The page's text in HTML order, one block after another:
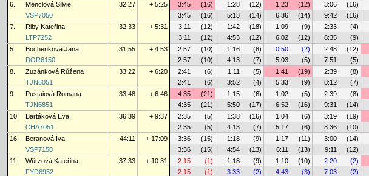
6.
Menclová Silvie 32:27 + 5:25 3:45 (16) 1:28 (12) 1:23 (12) 3:06 (16)
VSP7050
3:45 (16) 5:13 (14) 6:36 (14) 9:42 (16)
7.
Riby Kateřina 32:33 + 5:31 3:11 (12) 1:42 (18) 1:09 (9) 2:33 (4)
LTP7252
3:11 (12) 4:53 (12) 6:02 (12) 8:35 (9)
5.
Bochenková Jana 31:55 + 4:53 2:57 (10) 1:16 (8) 0:50 (2) 2:48 (12)
DOR6150
2:57 (10) 4:13 (7) 5:03 (5) 7:51 (5)
8.
Zuzánková Růžena 33:22 + 6:20 2:41 (6) 1:11 (5) 1:41 (19) 2:39 (8)
TJN6051
2:41 (6) 3:52 (4) 5:33 (9) 8:12 (7)
9.
Pustaiová Romana 33:48 + 6:46 4:35 (21) 1:15 (6) 1:02 (5) 2:39 (8)
TJN6851
4:35 (21) 5:50 (17) 6:52 (16) 9:31 (14)
10.
Bartáková Eva 36:39 + 9:37 2:35 (5) 1:38 (16) 1:04 (6) 3:19 (19)
CHA7051
2:35 (5) 4:13 (7) 5:17 (6) 8:36 (10)
16.
Beranová Iva 44:11 + 17:09 3:36 (15) 1:18 (9) 1:17 (11) 3:00 (14)
VSP7150
3:36 (15) 4:54 (13) 6:11 (13) 9:11 (12)
11.
Würzová Kateřina 37:33 + 10:31 2:15 (1) 1:18 (9) 1:10 (10) 2:20 (2)
FYD6952
2:15 (1) 3:33 (2) 4:43 (3) 7:03 (2)